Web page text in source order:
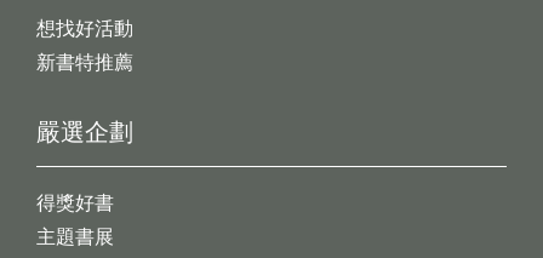
想找好活動
新書特推薦
嚴選企劃
得獎好書
主題書展